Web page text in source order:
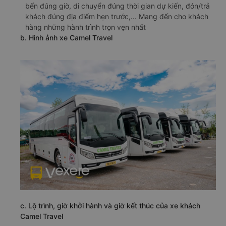
bến đúng giờ, di chuyển đúng thời gian dự kiến, đón/trả
khách đúng địa điểm hẹn trước,... Mang đến cho khách
hàng những hành trình trọn vẹn nhất
b. Hình ảnh xe Camel Travel
c. Lộ trình, giờ khởi hành và giờ kết thúc của xe khách
Camel Travel